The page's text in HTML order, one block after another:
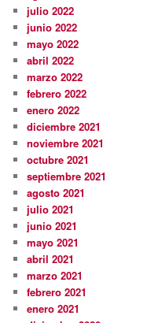
julio 2022
junio 2022
mayo 2022
abril 2022
marzo 2022
febrero 2022
enero 2022
diciembre 2021
noviembre 2021
octubre 2021
septiembre 2021
agosto 2021
julio 2021
junio 2021
mayo 2021
abril 2021
marzo 2021
febrero 2021
enero 2021